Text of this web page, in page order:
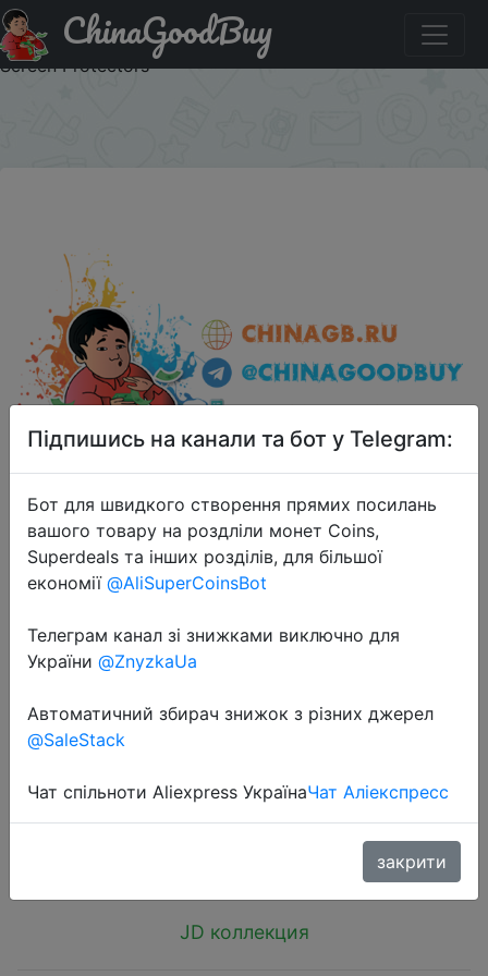
Акція на [2 pieces] Smorss a plus 5 steel film full-screen
cover mobile phone film for a plus 5 / a plus five black -
Screen Protectors
ChinaGoodBuy
2018-07-19
[2 pieces] Smorss a plus 5 steel film
full-screen cover mobile phone film
for a plus 5 / a plus five black -
JD коллекция
Підпишись на канали та бот у Telegram:
Бот для швидкого створення прямих посилань
вашого товару на роздліли монет Coins,
Superdeals та інших розділів, для більшої
економії @AliSuperCoinsBot
Телеграм канал зі знижками виключно для
України @ZnyzkaUa
Автоматичний збирач знижок з різних джерел
@SaleStack
Чат спільноти Aliexpress УкраїнаЧат Аліекспресс
закрити